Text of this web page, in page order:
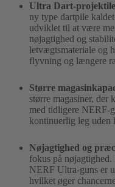
Ultra Dart-
ny type dartpile
udviklet til at være
nøjagtighed og
letvægtsmateriale og
flyvning og længere
Større
større magasiner, der
med tidligere NERF-
kontinuerlig leg uden
Nøjagtighed og
fokus på nøjagtighed.
NERF Ultra-guns er
hvilket øger